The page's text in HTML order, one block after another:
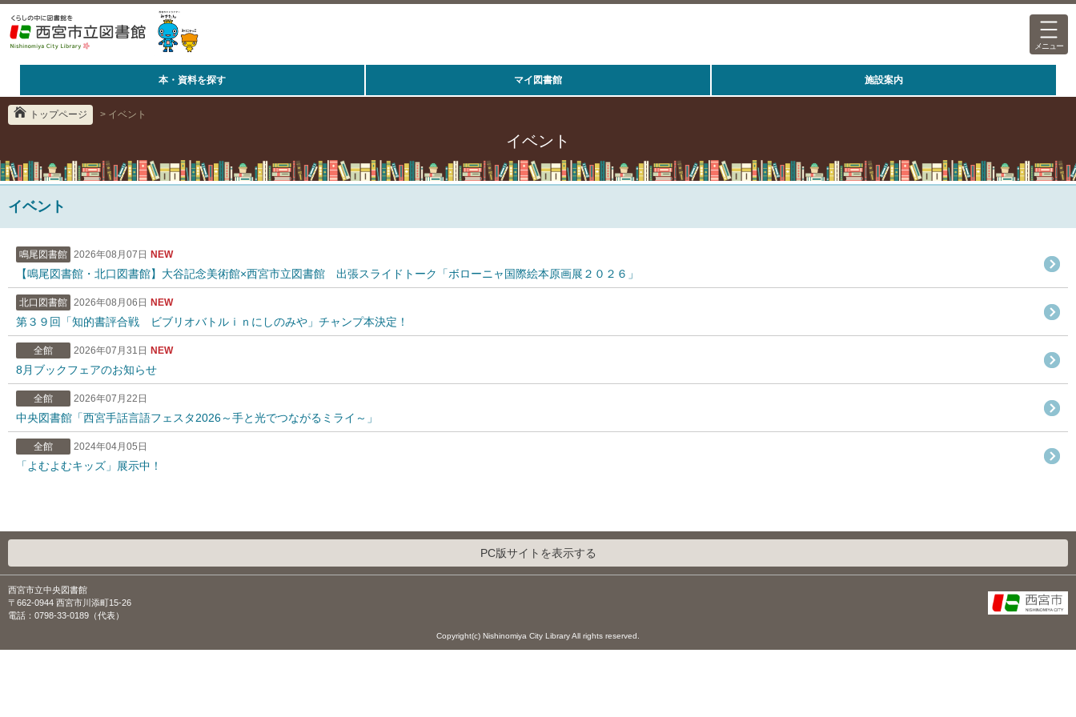
メニュー
本・資料を探す マイ図書館 施設案内
トップページ > イベント
イベント
イベント
鳴尾図書館 2026年08月07日 NEW
【鳴尾図書館・北口図書館】大谷記念美術館×西宮市立図書館 出張スライドトーク「ボローニャ国際絵本原画展２０２６」
北口図書館 2026年08月06日 NEW
第３９回「知的書評合戦 ビブリオバトルｉｎにしのみや」チャンプ本決定！
全館 2026年07月31日 NEW
8月ブックフェアのお知らせ
全館 2026年07月22日
中央図書館「西宮手話言語フェスタ2026～手と光でつながるミライ～」
全館 2024年04月05日
「よむよむキッズ」展示中！
PC版サイトを表示する
西宮市立中央図書館
〒662-0944 西宮市川添町15-26
電話：0798-33-0189（代表）
Copyright(c) Nishinomiya City Library All rights reserved.